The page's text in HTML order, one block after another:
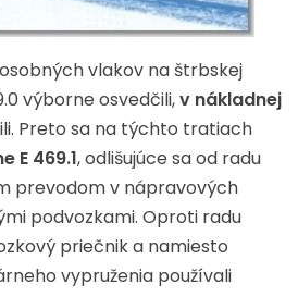
vlakov na štrbskej
výborne osvedčili,v nákladnej
Preto sa na týchto tratiach
E 469.1, odlišujúce sa od radu
prevodom v nápravových
podvozkami. Oproti radu
priečnik a namiesto
vypruženia používali